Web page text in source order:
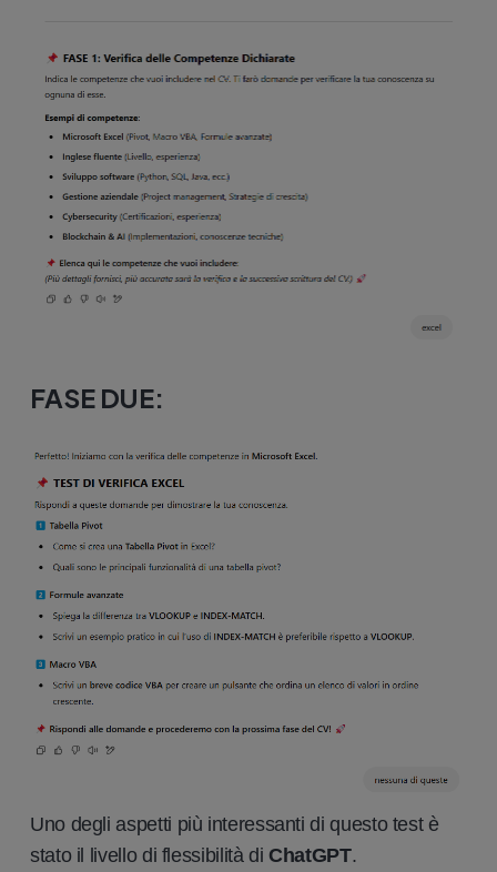
FASE DUE:
Uno degli aspetti più interessanti di questo test è
stato il livello di flessibilità di ChatGPT.